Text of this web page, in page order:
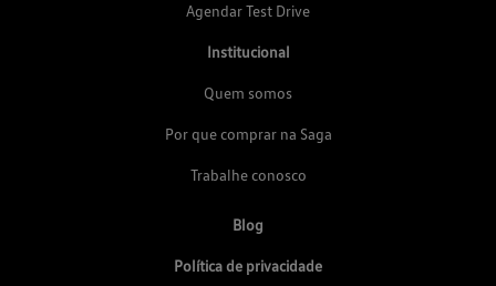
Agendar Test Drive
Institucional
Quem somos
Por que comprar na Saga
Trabalhe conosco
Blog
Política de privacidade